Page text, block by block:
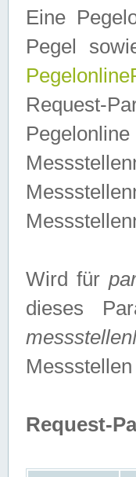
Eine
Pegel
Request-
Wird für
dieses
Request-